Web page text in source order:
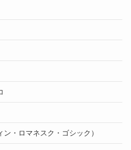
・ロマネスク・ゴシック）